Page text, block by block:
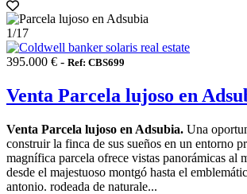
1/17
395.000 € - Ref: CBS699
Venta Parcela lujoso en
Venta Parcela lujoso en Adsubia. Una
construir la finca de sus sueños en un entorno
magnífica parcela ofrece vistas panorámicas al
desde el majestuoso montgó hasta el
antonio. rodeada de naturale...